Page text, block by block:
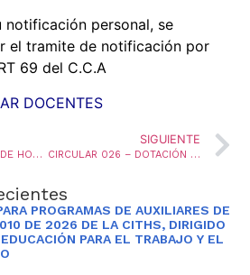
notificación personal, se
el tramite de notificación por
69 del C.C.A
DOCENTES
REPORTE DE COBRO DE HORAS EXTRAS DE DOCENTES, CELADORES Y DISFRUTE DE VACACIONES DE PERSONAL ADMINISTRATIVO
SIGUIENTE
CIRCULAR 026 – DOTACIÓN PERSONAL DOCENTE VIGENCIA 2018
PROGRAMAS DE AUXILIARES DE
DE 2026 DE LA CITHS, DIRIGIDO
PARA EL TRABAJO Y EL